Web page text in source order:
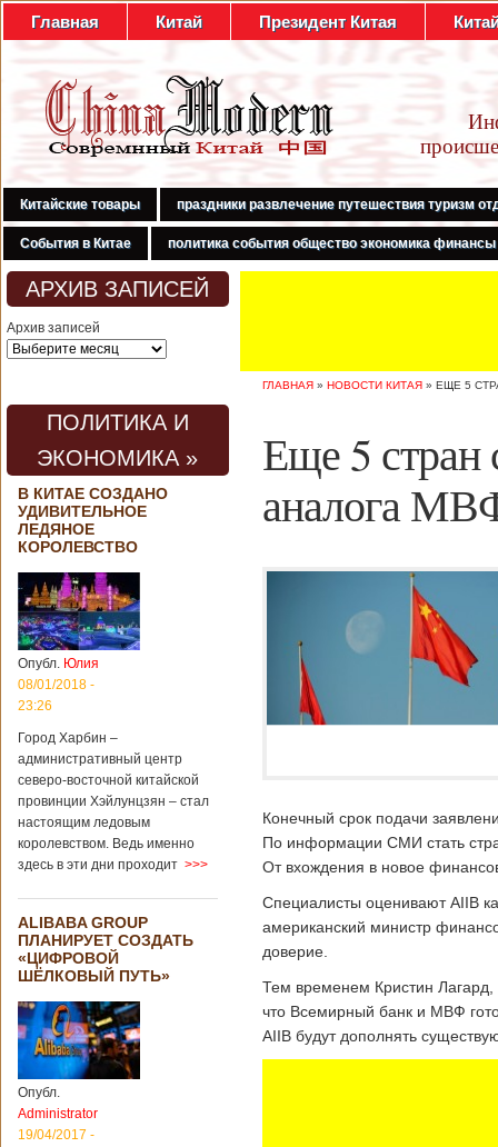
Главная Китай Президент Китая
Китайские товары праздники развлечение путешествия туризм
События в Китае политика события общество экономика финансы
АРХИВ ЗАПИСЕЙ
Архив записей
ПОЛИТИКА И
ЭКОНОМИКА »
В КИТАЕ СОЗДАНО
УДИВИТЕЛЬНОЕ
ЛЕДЯНОЕ
КОРОЛЕВСТВО
Опубл. Юлия
08/01/2018 -
23:26
Город Харбин –
административный центр
северо-восточной китайской
провинции Хэйлунцзян – стал
настоящим ледовым
королевством. Ведь именно
здесь в эти дни проходит >>>
ALIBABA GROUP
ПЛАНИРУЕТ СОЗДАТЬ
«ЦИФРОВОЙ
ШЁЛКОВЫЙ ПУТЬ»
Опубл.
Administrator
19/04/2017 -
ГЛАВНАЯ » НОВОСТИ КИТАЯ » ЕЩЕ 5
Еще 5 стран
аналога
Конечный срок подачи
По информации СМИ стать
От вхождения в новое
Специалисты оценивают AIIB
американский министр
доверие.
Тем временем Кристин Лагард,
что Всемирный банк и МВФ
AIIB будут дополнять